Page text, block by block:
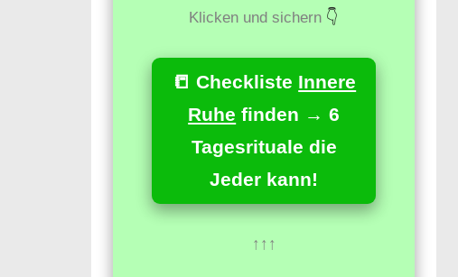
Klicken und sichern 👇
📒 Checkliste Innere
Ruhe finden → 6
Tagesrituale die
Jeder kann!
↑↑↑